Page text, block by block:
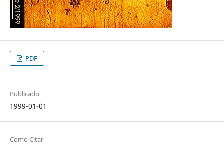
PDF
Publicado
1999-01-01
Como Citar